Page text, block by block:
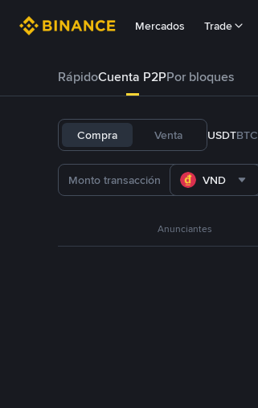
Mercados Trade
RápidoCuenta P2PPor bloques
Compra Venta USDTBTC
VND
Anunciantes